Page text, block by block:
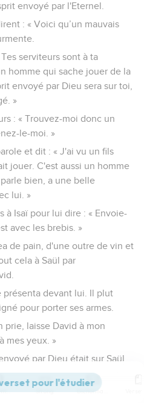
envoyé par l'Eternel.
: « Voici qu’un mauvais
serviteurs sont à ta
homme qui sache jouer de la
envoyé par Dieu sera sur toi,
»
: « Trouvez-moi donc un
le-moi. »
et dit : « J'ai vu un fils
jouer. C'est aussi un homme
bien, a une belle
lui. »
à Isaï pour lui dire : « Envoie-
avec les brebis. »
de pain, d'une outre de vin et
cela à Saül par
présenta devant lui. Il plut
pour porter ses armes.
prie, laisse David à mon
mes yeux. »
par Dieu était sur Saül,
Saül se calmait alors et se
s'éloignait de lui.
Commentaires Strong